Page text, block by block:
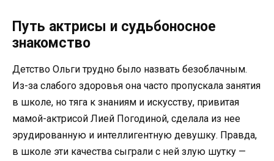
Путь актрисы и судьбоносное
знакомство
Детство Ольги трудно было назвать безоблачным.
Из-за слабого здоровья она часто пропускала занятия
в школе, но тяга к знаниям и искусству, привитая
мамой-актрисой Лией Погодиной, сделала из нее
эрудированную и интеллигентную девушку. Правда,
в школе эти качества сыграли с ней злую шутку —